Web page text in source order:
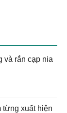
và rắn cạp nia
từng xuất hiện